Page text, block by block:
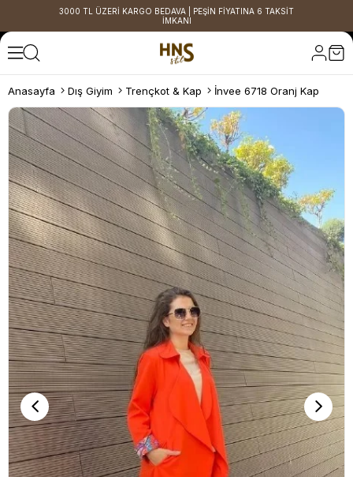
3000 TL ÜZERİ KARGO BEDAVA | PEŞİN FİYATINA 6 TAKSİT
İMKANI
Anasayfa Dış Giyim Trençkot & Kap İnvee 6718 Oranj Kap